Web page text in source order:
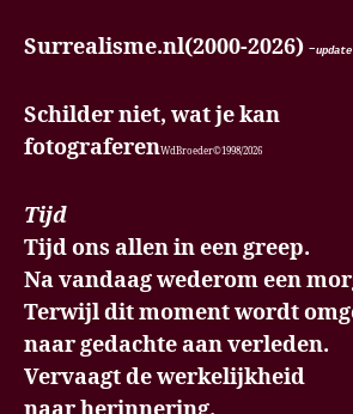
Surrealisme.nl(2000-2026)-
Schilder niet, wat je kan
fotograferenWdBroeder©1998/2026
Tijd
Tijd ons allen in een greep.
Na vandaag wederom een
Terwijl dit moment wordt
naar gedachte aan verleden.
Vervaagt de werkelijkheid